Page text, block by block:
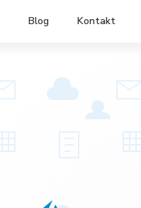
Blog Kontakt